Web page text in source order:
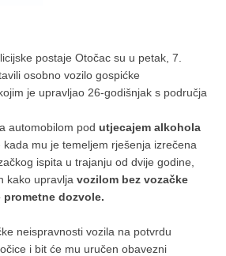
postaje Otočac su u petak, 7.
osobno vozilo gospićke
je upravljao 26-godišnjak s područja
automobilom podutjecajem alkohola
kada mu je temeljem rješenja izrečena
ispita u trajanju od dvije godine,
kako upravljavozilom bez vozačke
prometne dozvole.
neispravnosti vozila na potvrdu
i bit će mu uručen obavezni